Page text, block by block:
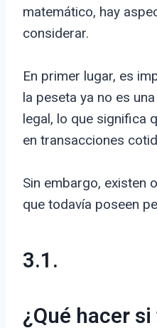
matemático, hay
considerar.
En primer lugar, es
la peseta ya no es
legal, lo que significa
en transacciones
Sin embargo, existen
que todavía poseen
3.1.
¿Qué hacer